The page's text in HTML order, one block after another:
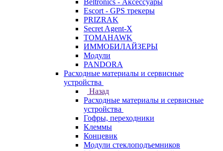
Beltronics - Аксессуары
Escort - GPS трекеры
PRIZRAK
Secret Agent-X
TOMAHAWK
ИММОБИЛАЙЗЕРЫ
Модули
PANDORA
Расходные материалы и сервисные
устройства
Назад
Расходные материалы и сервисные
устройства
Гофры, переходники
Клеммы
Концевик
Модули стеклоподъемников